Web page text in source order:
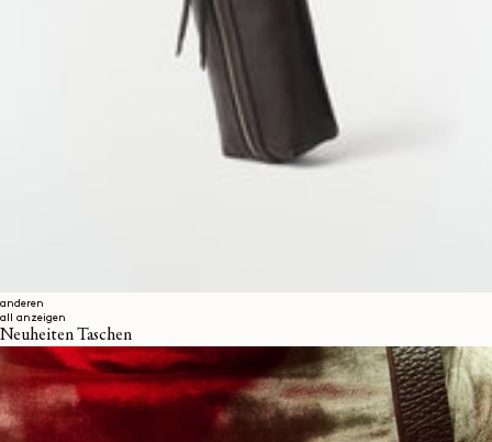
anderen
all anzeigen
Neuheiten Taschen